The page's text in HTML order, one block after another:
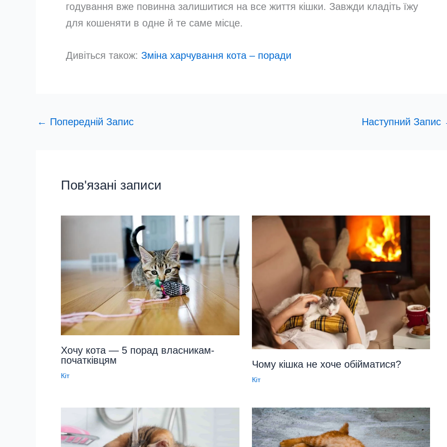
годування вже повинна залишитися на все життя кішки. Завжди кладіть їжу
для кошеняти в одне й те саме місце.
Дивіться також: Зміна харчування кота – поради
← Попередній Запис Наступний Запис
Пов'язані записи
Хочу кота — 5 порад власникам-
початківцям
Кіт
Чому кішка не хоче обійматися?
Кіт